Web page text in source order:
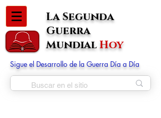
La Segunda
Guerra
MundialHoy
Sigue el Desarrollo de la Guerra Día a Día